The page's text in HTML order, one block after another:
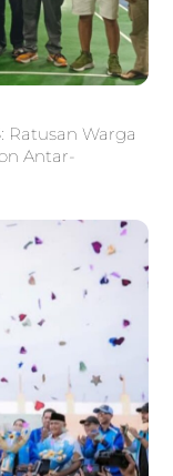
Ratusan Warga
Antar-